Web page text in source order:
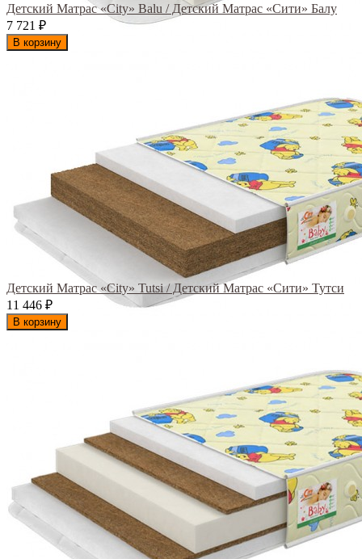
Детский Матрас «City» Balu / Детский Матрас «Сити» Балу
7 721
₽
В корзину
Детский Матрас «City» Tutsi / Детский Матрас «Сити» Тутси
11 446 ₽
В корзину